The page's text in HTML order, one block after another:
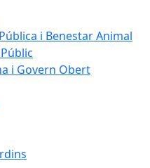
i Benestar Animal
i Govern Obert